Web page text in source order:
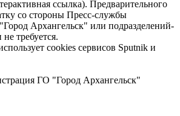
ссылка). Предварительного
со стороны Пресс-службы
Архангельск" или подразделений-
требуется.
cookies сервисов Sputnik и
ГО "Город Архангельск"